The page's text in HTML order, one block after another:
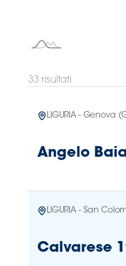
Media
Contatti
Assicurazione
Social media
33 risultati
LIGURIA - Genova
Angelo
LIGURIA - San
Calvarese